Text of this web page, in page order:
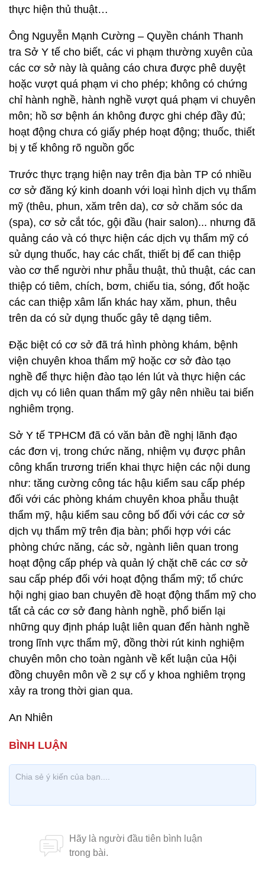
thực hiện thủ thuật…
Ông Nguyễn Mạnh Cường – Quyền chánh Thanh
tra Sở Y tế cho biết, các vi phạm thường xuyên của
các cơ sở này là quảng cáo chưa được phê duyệt
hoặc vượt quá phạm vi cho phép; không có chứng
chỉ hành nghề, hành nghề vượt quá phạm vi chuyên
môn; hồ sơ bệnh án không được ghi chép đầy đủ;
hoạt động chưa có giấy phép hoạt động; thuốc, thiết
bị y tế không rõ nguồn gốc
Trước thực trạng hiện nay trên địa bàn TP có nhiều
cơ sở đăng ký kinh doanh với loại hình dịch vụ thẩm
mỹ (thêu, phun, xăm trên da), cơ sở chăm sóc da
(spa), cơ sở cắt tóc, gội đầu (hair salon)... nhưng đã
quảng cáo và có thực hiện các dịch vụ thẩm mỹ có
sử dụng thuốc, hay các chất, thiết bị để can thiệp
vào cơ thể người như phẫu thuật, thủ thuật, các can
thiệp có tiêm, chích, bơm, chiếu tia, sóng, đốt hoặc
các can thiệp xâm lấn khác hay xăm, phun, thêu
trên da có sử dụng thuốc gây tê dạng tiêm.
Đặc biệt có cơ sở đã trá hình phòng khám, bệnh
viện chuyên khoa thẩm mỹ hoặc cơ sở đào tạo
nghề để thực hiện đào tạo lén lút và thực hiện các
dịch vụ có liên quan thẩm mỹ gây nên nhiều tai biến
nghiêm trọng.
Sở Y tế TPHCM đã có văn bản đề nghị lãnh đạo
các đơn vị, trong chức năng, nhiệm vụ được phân
công khẩn trương triển khai thực hiện các nội dung
như: tăng cường công tác hậu kiểm sau cấp phép
đối với các phòng khám chuyên khoa phẫu thuật
thẩm mỹ, hậu kiểm sau công bố đối với các cơ sở
dịch vụ thẩm mỹ trên địa bàn; phối hợp với các
phòng chức năng, các sở, ngành liên quan trong
hoạt động cấp phép và quản lý chặt chẽ các cơ sở
sau cấp phép đối với hoạt động thẩm mỹ; tổ chức
hội nghị giao ban chuyên đề hoạt động thẩm mỹ cho
tất cả các cơ sở đang hành nghề, phổ biến lại
những quy định pháp luật liên quan đến hành nghề
trong lĩnh vực thẩm mỹ, đồng thời rút kinh nghiệm
chuyên môn cho toàn ngành về kết luận của Hội
đồng chuyên môn về 2 sự cố y khoa nghiêm trọng
xảy ra trong thời gian qua.
An Nhiên